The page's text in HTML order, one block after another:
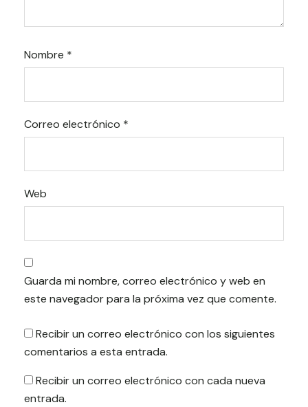
Nombre *
Correo electrónico *
Web
Guarda mi nombre, correo electrónico y web en
este navegador para la próxima vez que comente.
Recibir un correo electrónico con los siguientes
comentarios a esta entrada.
Recibir un correo electrónico con cada nueva
entrada.